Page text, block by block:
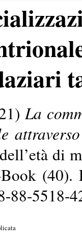
La
di
(40).
88-5518-